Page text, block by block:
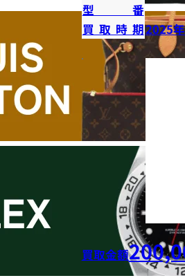
型番
買取時期2025
買取金額